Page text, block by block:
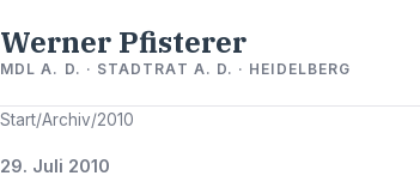
Werner Pfisterer
MDL A. D. · STADTRAT A. D. · HEIDELBERG
Start/Archiv/2010
29. Juli 2010